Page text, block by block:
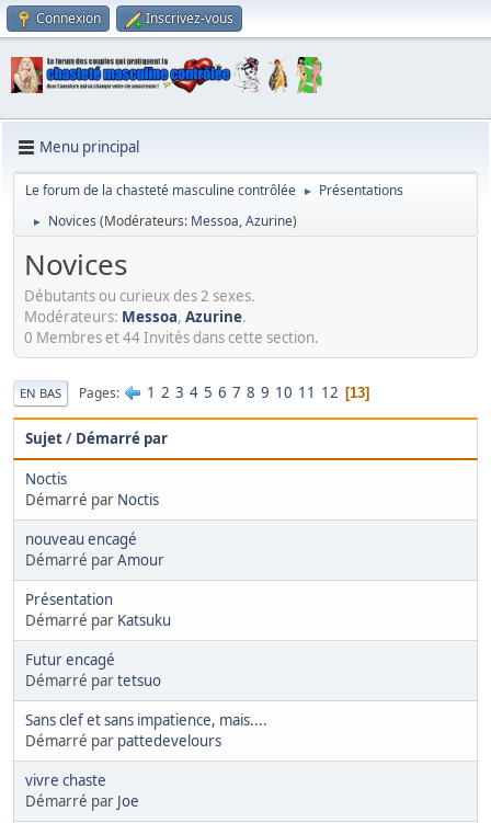
Connexion Inscrivez-vous
Menu principal
Le forum de la chasteté masculine contrôlée ► Présentations
► Novices (Modérateurs: Messoa,Azurine)
Novices
Débutants ou curieux des 2 sexes.
Modérateurs: Messoa, Azurine.
0 Membres et 44 Invités dans cette section.
EN BAS Pages 1 2 3 4 5 6 7 8 9 10 11 12 13
Sujet/ Démarré par
Noctis
Démarré par Noctis
nouveau encagé
Démarré parAmour
Présentation
Démarré par Katsuku
Futur encagé
Démarré partetsuo
Sans clef et sans impatience, mais....
Démarré par pattedevelours
vivre chaste
Démarré par Joe